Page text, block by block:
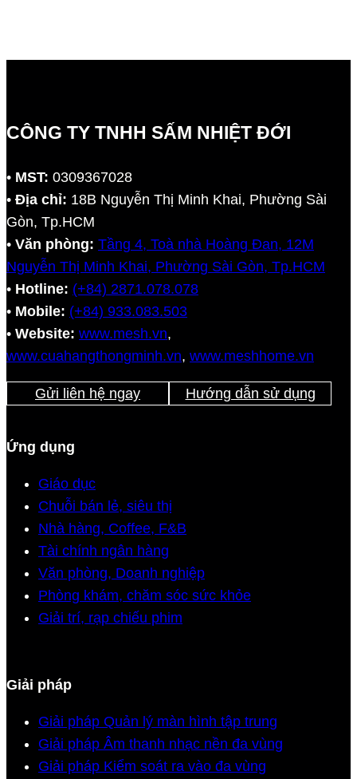
CÔNG TY TNHH SẤM NHIỆT ĐỚI
• MST: 0309367028
• Địa chỉ: 18B Nguyễn Thị Minh Khai, Phường Sài
Gòn, Tp.HCM
• Văn phòng: Tầng 4, Toà nhà Hoàng Đan, 12M
Nguyễn Thị Minh Khai, Phường Sài Gòn, Tp.HCM
• Hotline: (+84) 2871.078.078
• Mobile: (+84) 933.083.503
• Website: www.mesh.vn,
www.cuahangthongminh.vn, www.meshhome.vn
Gửi liên hệ ngay Hướng dẫn sử dụng
Ứng dụng
Giáo dục
Chuỗi bán lẻ, siêu thị
Nhà hàng, Coffee, F&B
Tài chính ngân hàng
Văn phòng, Doanh nghiệp
Phòng khám, chăm sóc sức khỏe
Giải trí, rạp chiếu phim
Giải pháp
Giải pháp Quản lý màn hình tập trung
Giải pháp Âm thanh nhạc nền đa vùng
Giải pháp Kiểm soát ra vào đa vùng